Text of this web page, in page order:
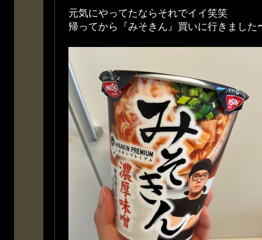
元気にやってたならそれでイイ笑笑
帰ってから『みそきん』買いに行きました